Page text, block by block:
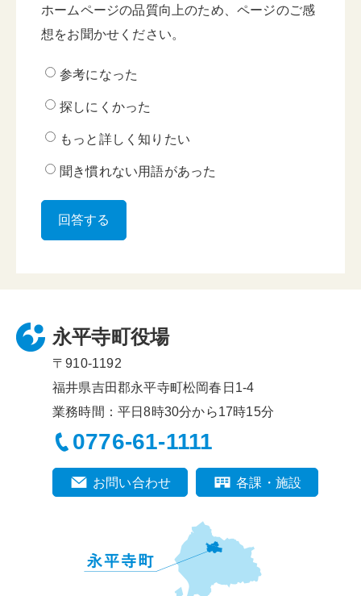
ホームページの品質向上のため、ページのご感
想をお聞かせください。
参考になった
探しにくかった
もっと詳しく知りたい
聞き慣れない用語があった
永平寺町役場
〒910-1192
福井県吉田郡永平寺町松岡春日1-4
業務時間：平日8時30分から17時15分
0776-61-1111
お問い合わせ 各課・施設